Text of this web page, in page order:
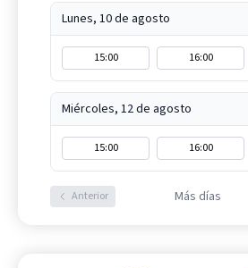
Lunes, 10 de agosto
15:00 16:00
Miércoles, 12 de agosto
15:00 16:00
Anterior Más días